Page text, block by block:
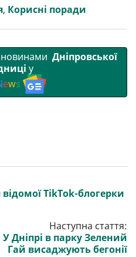
, Корисні поради
новинами Дніпровської
у
ews
TikTok-блогерки
Наступна стаття:
Дніпрі в парку Зелений
Гай висаджують бегонії